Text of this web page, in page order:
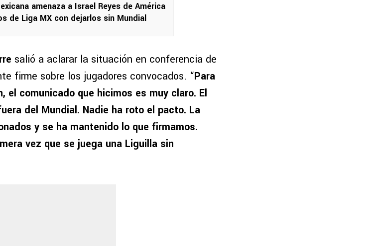
amenaza a Israel Reyes de América
de Liga MX con dejarlos sin Mundial
salió a aclarar la situación en conferencia de
firme sobre los jugadores convocados. “Para
el comunicado que hicimos es muy claro. El
del Mundial. Nadie ha roto el pacto. La
y se ha mantenido lo que firmamos.
vez que se juega una Liguilla sin